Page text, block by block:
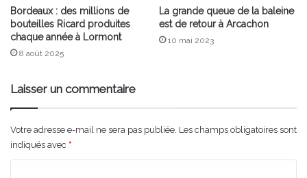
Bordeaux : des millions de
bouteilles Ricard produites
chaque année à Lormont
8 août 2025
La grande queue de la baleine
est de retour à Arcachon
10 mai 2023
Laisser un commentaire
Votre adresse e-mail ne sera pas publiée. Les champs obligatoires sont
indiqués avec *